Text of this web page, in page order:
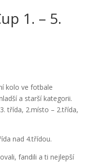
1. – 5.
kolo ve fotbale
a starší kategorii.
třída, 2.místo – 2.třída,
nad 4.třídou.
fandili a ti nejlepší